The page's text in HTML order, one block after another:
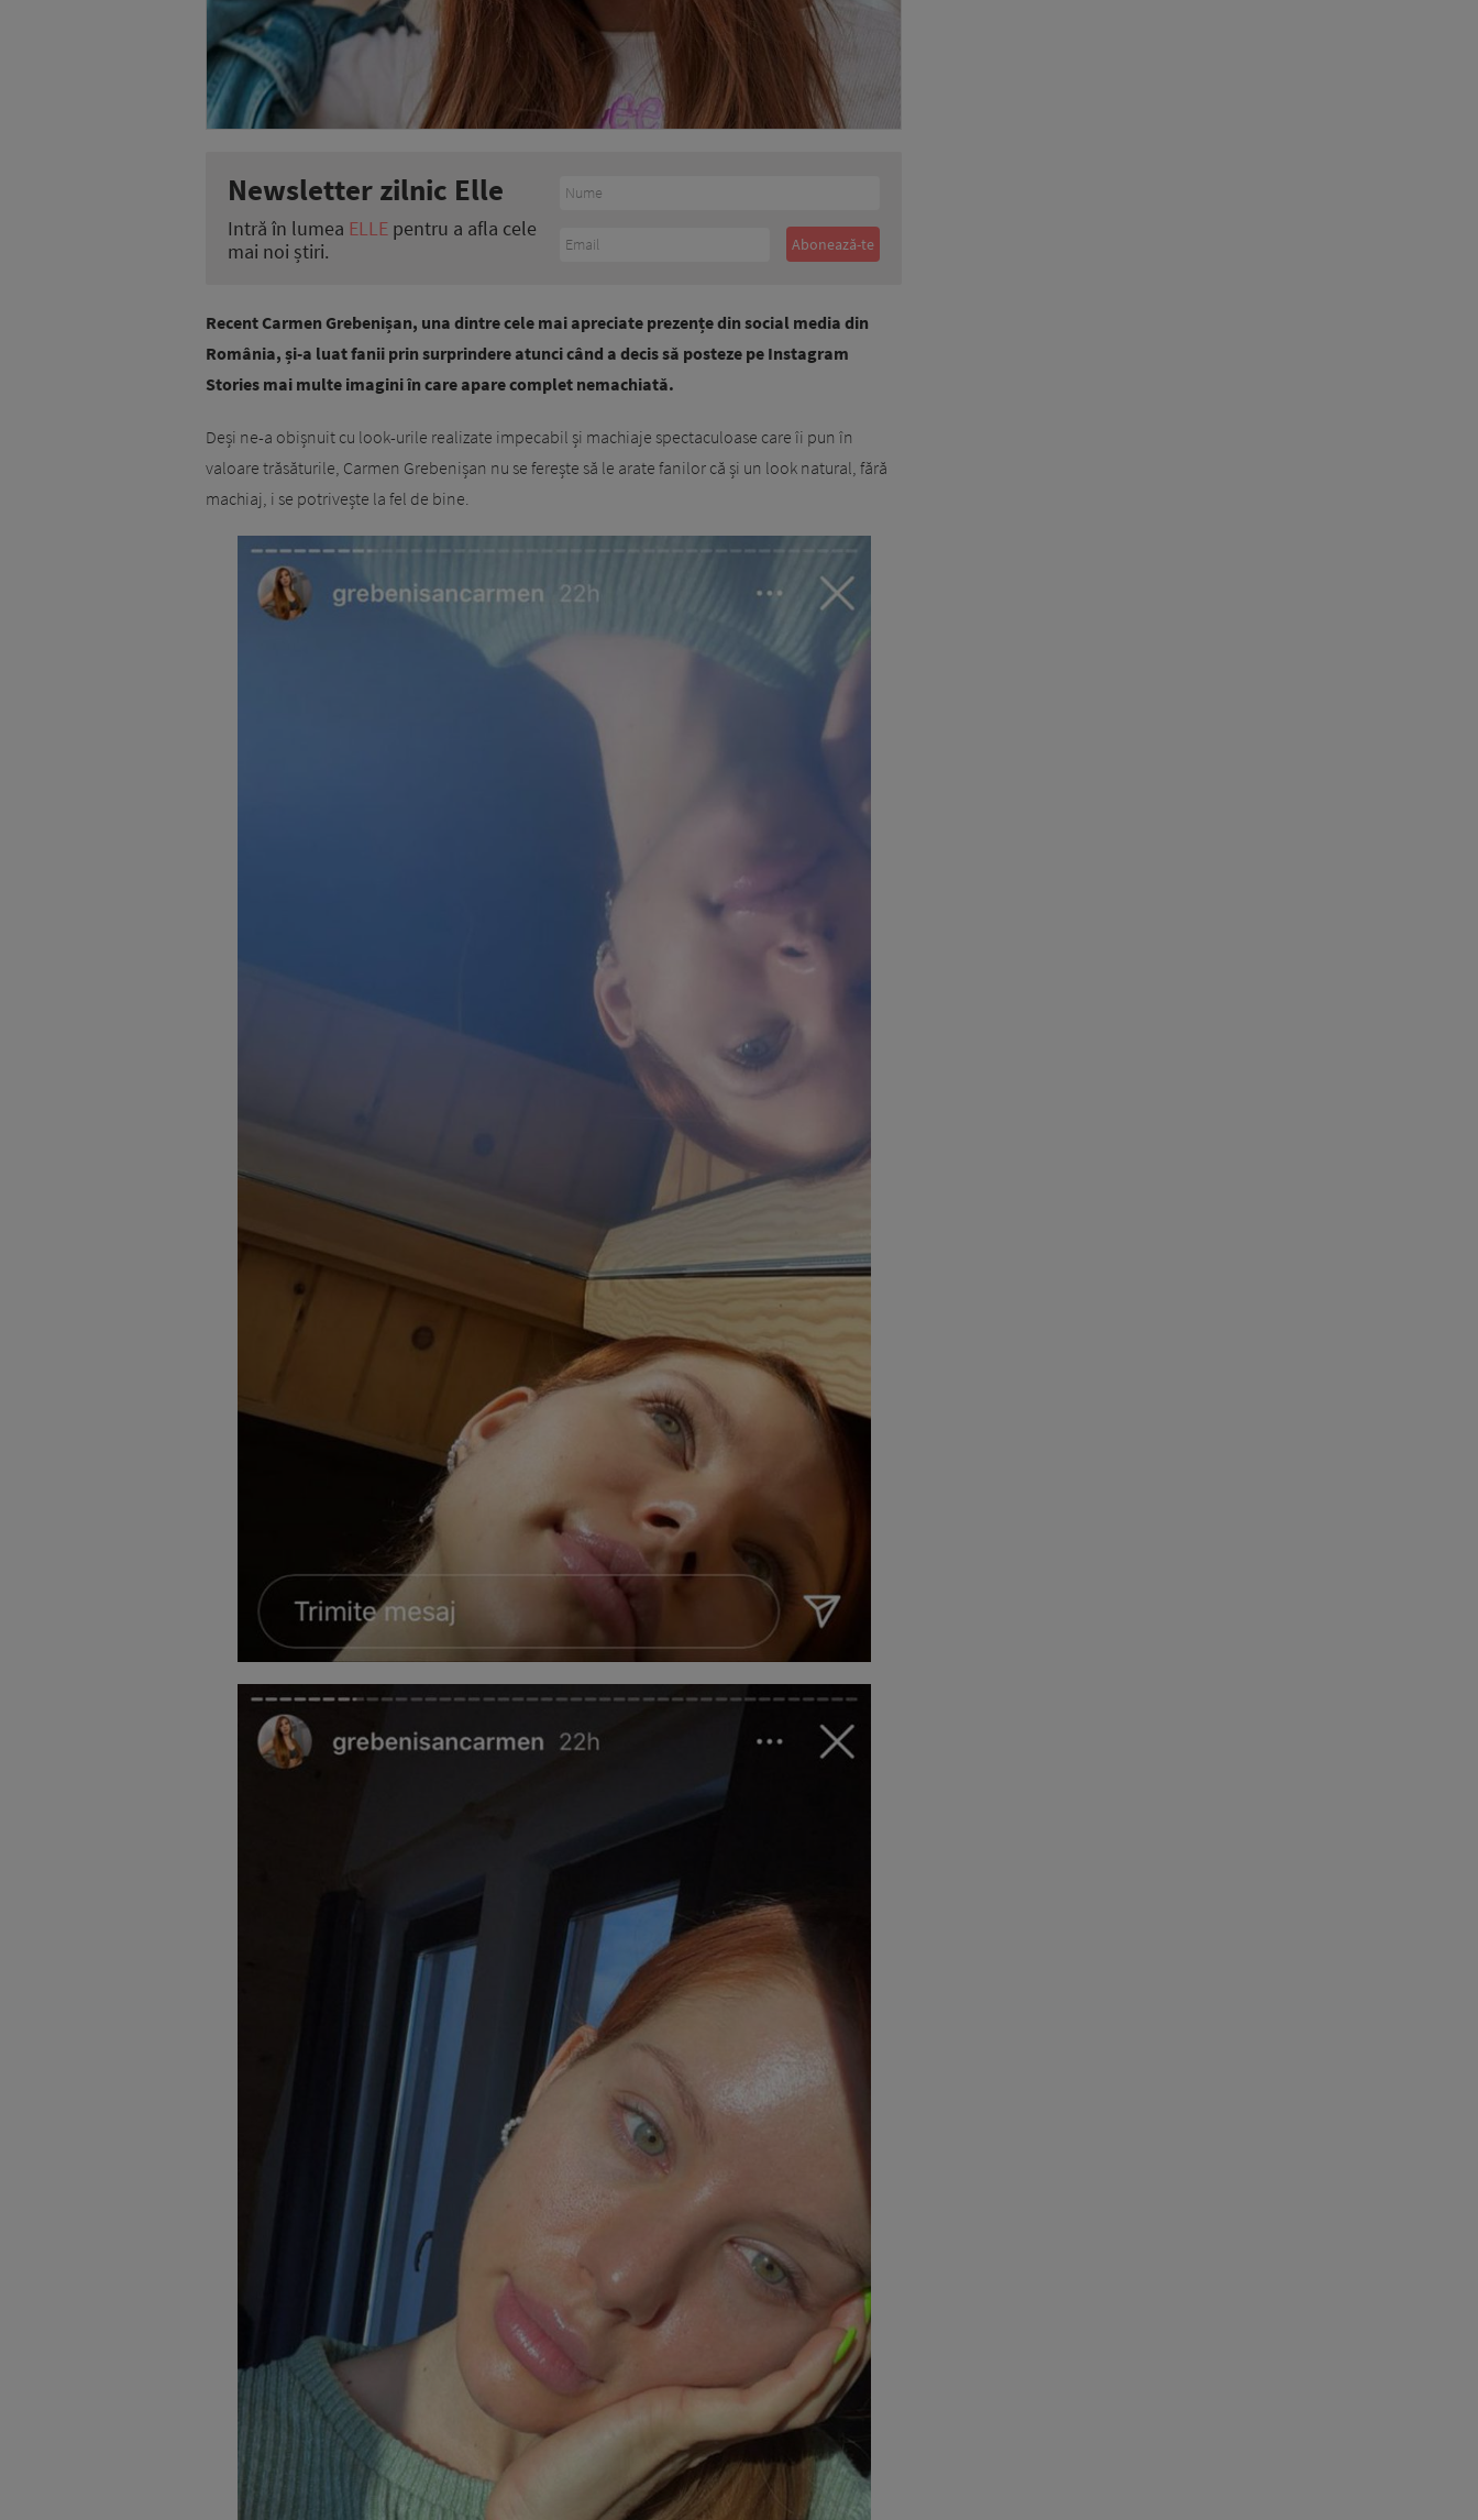
Newsletter zilnic Elle
Intră în lumea ELLE pentru a afla cele
mai noi știri.
Recent Carmen Grebenișan, una dintre cele mai apreciate prezențe din social media din
România, și-a luat fanii prin surprindere atunci când a decis să posteze pe Instagram
Stories mai multe imagini în care apare complet nemachiată.
Deși ne-a obișnuit cu look-urile realizate impecabil și machiaje spectaculoase care îi pun în
valoare trăsăturile, Carmen Grebenișan nu se ferește să le arate fanilor că și un look natural, fără
machiaj, i se potrivește la fel de bine.